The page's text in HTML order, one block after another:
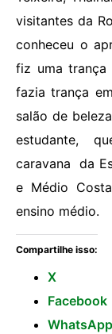
visitantes da
conheceu o
fiz uma trança
fazia trança
salão de
estudante,
caravana da
e Médio
ensino médio.
Compartilhe isso:
X
Facebook
WhatsApp